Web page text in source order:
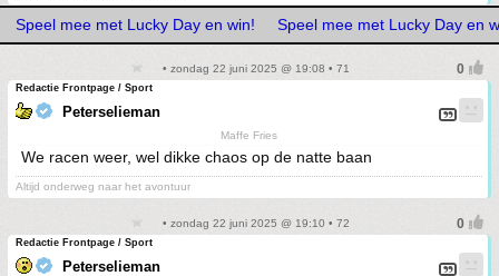
Speel mee met Lucky Day en win! Speel mee met Lucky Day en
• zondag 22 juni 2025 @ 19:08 • 71
Redactie Frontpage / Sport
Peterselieman
Maffe Fries
We racen weer, wel dikke chaos op de natte baan
Altijd onderweg naar het avontuur
• zondag 22 juni 2025 @ 19:10 • 72
Redactie Frontpage / Sport
Peterselieman